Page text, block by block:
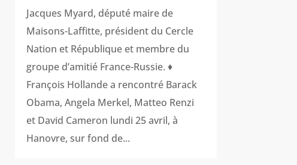
Jacques Myard, député maire de
Maisons-Laffitte, président du Cercle
Nation et République et membre du
groupe d’amitié France-Russie. ♦
François Hollande a rencontré Barack
Obama, Angela Merkel, Matteo Renzi
et David Cameron lundi 25 avril, à
Hanovre, sur fond de...